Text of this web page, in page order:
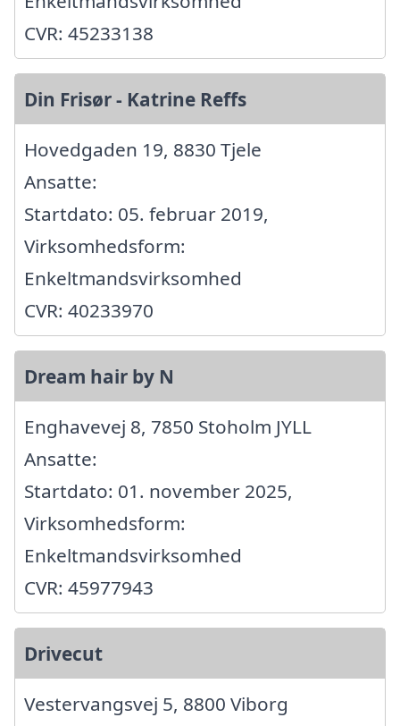
CVR: 45233138
Din Frisør - Katrine Reffs
Hovedgaden 19, 8830 Tjele
Ansatte:
Startdato: 05. februar 2019,
Virksomhedsform:
Enkeltmandsvirksomhed
CVR: 40233970
Dream hair by N
Enghavevej 8, 7850 Stoholm JYLL
Ansatte:
Startdato: 01. november 2025,
Virksomhedsform:
Enkeltmandsvirksomhed
CVR: 45977943
Drivecut
Vestervangsvej 5, 8800 Viborg